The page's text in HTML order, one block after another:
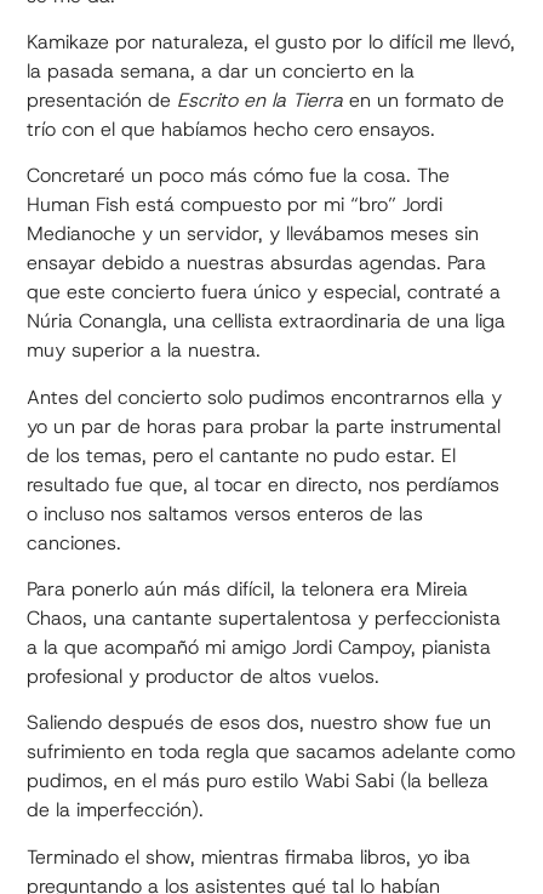
Kamikaze por naturaleza, el gusto por lo difícil me llevó,
la pasada semana, a dar un concierto en la
presentación de Escrito en la Tierra en un formato de
trío con el que habíamos hecho cero ensayos.
Concretaré un poco más cómo fue la cosa. The
Human Fish está compuesto por mi “bro” Jordi
Medianoche y un servidor, y llevábamos meses sin
ensayar debido a nuestras absurdas agendas. Para
que este concierto fuera único y especial, contraté a
Núria Conangla, una cellista extraordinaria de una liga
muy superior a la nuestra.
Antes del concierto solo pudimos encontrarnos ella y
yo un par de horas para probar la parte instrumental
de los temas, pero el cantante no pudo estar. El
resultado fue que, al tocar en directo, nos perdíamos
o incluso nos saltamos versos enteros de las
canciones.
Para ponerlo aún más difícil, la telonera era Mireia
Chaos, una cantante supertalentosa y perfeccionista
a la que acompañó mi amigo Jordi Campoy, pianista
profesional y productor de altos vuelos.
Saliendo después de esos dos, nuestro show fue un
sufrimiento en toda regla que sacamos adelante como
pudimos, en el más puro estilo Wabi Sabi (la belleza
de la imperfección).
Terminado el show, mientras firmaba libros, yo iba
preguntando a los asistentes qué tal lo habían